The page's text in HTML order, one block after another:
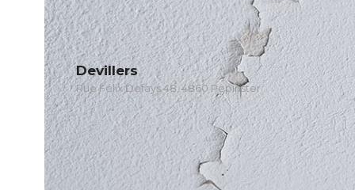
Devillers
Rue Félix Defays 48, 4860 Pepinster